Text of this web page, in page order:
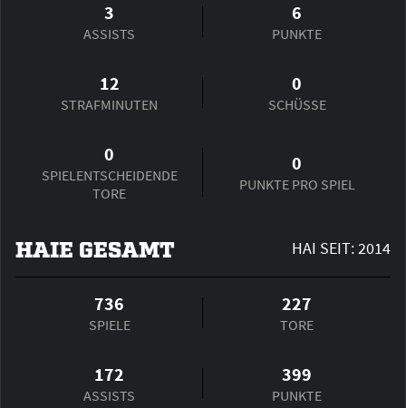
3
ASSISTS
6
PUNKTE
12
STRAFMINUTEN
0
SCHÜSSE
0
SPIEL­ENTSCHEIDENDE
TORE
0
PUNKTE PRO SPIEL
HAIE GESAMT HAI SEIT: 2014
736
SPIELE
227
TORE
172
ASSISTS
399
PUNKTE